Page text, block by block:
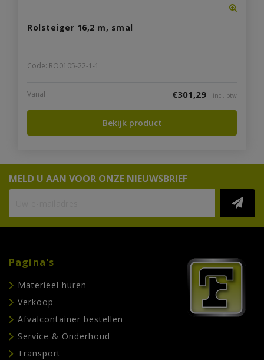
Rolsteiger 16,2 m, smal
Code: RO0105-22-1-1
Vanaf €301,29 incl. btw
Bekijk product
MELD U AAN VOOR ONZE NIEUWSBRIEF
Pagina's
Materieel huren
Verkoop
Afvalcontainer bestellen
Service & Onderhoud
Transport